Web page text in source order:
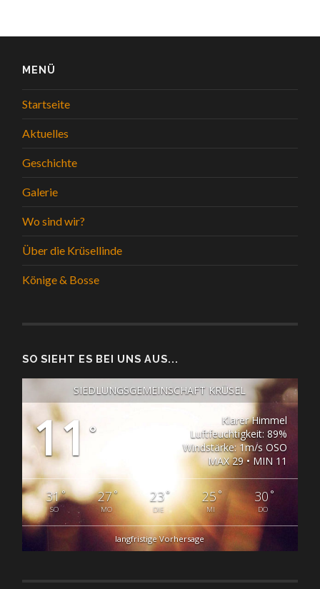
MENÜ
Startseite
Aktuelles
Geschichte
Galerie
Wo sind wir?
Über die Krüsellinde
Könige & Bosse
SO SIEHT ES BEI UNS AUS...
SIEDLUNGSGEMEINSCHAFT KRÜSEL
11 °
Klarer Himmel
Luftfeuchtigkeit: 89%
Windstärke: 1m/s OSO
MAX 29 • MIN 11
31°
SO
27°
MO
23°
DIE
25°
MI
30 °
DO
langfristige Vorhersage